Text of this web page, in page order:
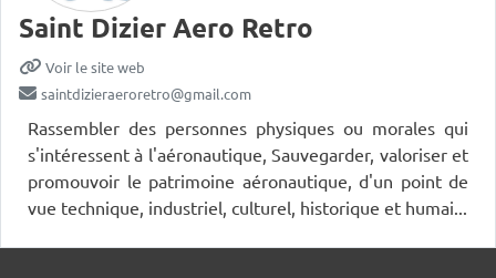
Saint Dizier Aero Retro
Voir le site web
saintdizieraeroretro@gmail.com
Rassembler des personnes physiques ou morales qui
s'intéressent à l'aéronautique, Sauvegarder, valoriser et
promouvoir le patrimoine aéronautique, d'un point de
vue technique, industriel, culturel, historique et humai...